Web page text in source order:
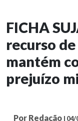
FICHA
recurso
mantém
prejuízo
Por Redação | 04/